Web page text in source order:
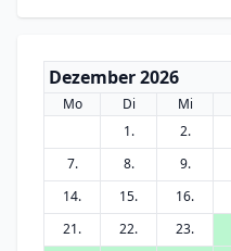
Dezember 2026
Mo Di Mi
1.
2.
7.
8. 9.
14.
15. 16.
21.
22. 23.